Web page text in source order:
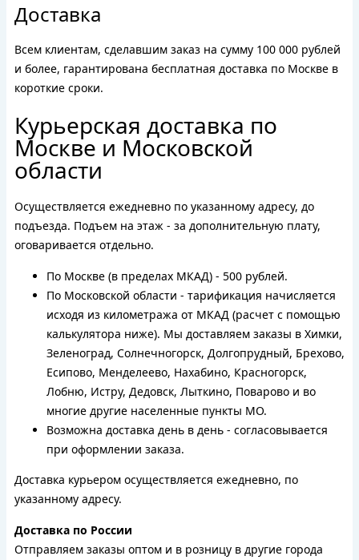
Доставка
Всем клиентам, сделавшим заказ на сумму 100 000 рублей
и более, гарантирована бесплатная доставка по Москве в
короткие сроки.
Курьерская доставка по
Москве и Московской
области
Осуществляется ежедневно по указанному адресу, до
подъезда. Подъем на этаж - за дополнительную плату,
оговаривается отдельно.
По Москве (в пределах МКАД) - 500 рублей.
По Московской области - тарификация начисляется
исходя из километража от МКАД (расчет с помощью
калькулятора ниже). Мы доставляем заказы в Химки,
Зеленоград, Солнечногорск, Долгопрудный, Брехово,
Есипово, Менделеево, Нахабино, Красногорск,
Лобню, Истру, Дедовск, Лыткино, Поварово и во
многие другие населенные пункты МО.
Возможна доставка день в день - согласовывается
при оформлении заказа.
Доставка курьером осуществляется ежедневно, по
указанному адресу.
Доставка по России
Отправляем заказы оптом и в розницу в другие города